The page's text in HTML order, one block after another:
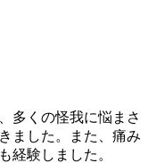
多くの怪我に悩まさ
ました。また、痛み
経験しました。